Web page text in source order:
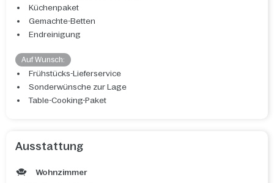
Küchenpaket
Gemachte-Betten
Endreinigung
Auf Wunsch:
Frühstücks-Lieferservice
Sonderwünsche zur Lage
Table-Cooking-Paket
Ausstattung
Wohnzimmer